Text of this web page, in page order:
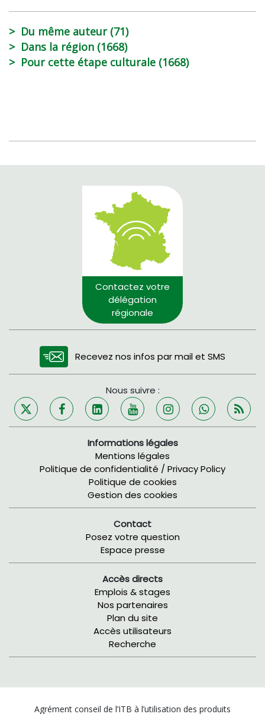
Du même auteur (71)
Dans la région (1668)
Pour cette étape culturale (1668)
Contactez votre
délégation
régionale
Recevez nos infos par mail et SMS
Nous suivre :
Informations légales
Mentions légales
Politique de confidentialité / Privacy Policy
Politique de cookies
Gestion des cookies
Contact
Posez votre question
Espace presse
Accès directs
Emplois & stages
Nos partenaires
Plan du site
Accès utilisateurs
Recherche
Agrément conseil de l’ITB à l’utilisation des produits